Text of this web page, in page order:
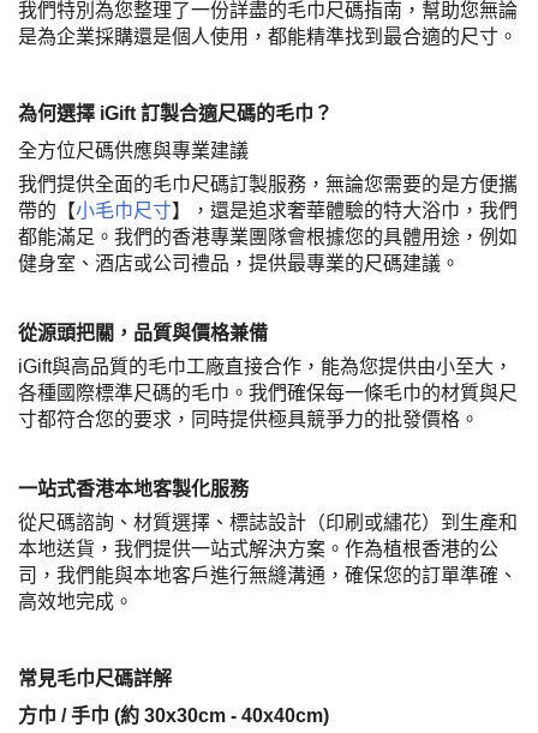
我們特別為您整理了一份詳盡的毛巾尺碼指南，幫助您無論
是為企業採購還是個人使用，都能精準找到最合適的尺寸。
為何選擇 iGift 訂製合適尺碼的毛巾？
全方位尺碼供應與專業建議
我們提供全面的毛巾尺碼訂製服務，無論您需要的是方便攜
帶的【小毛巾尺寸】，還是追求奢華體驗的特大浴巾，我們
都能滿足。我們的香港專業團隊會根據您的具體用途，例如
健身室、酒店或公司禮品，提供最專業的尺碼建議。
從源頭把關，品質與價格兼備
iGift與高品質的毛巾工廠直接合作，能為您提供由小至大，
各種國際標準尺碼的毛巾。我們確保每一條毛巾的材質與尺
寸都符合您的要求，同時提供極具競爭力的批發價格。
一站式香港本地客製化服務
從尺碼諮詢、材質選擇、標誌設計（印刷或繡花）到生產和
本地送貨，我們提供一站式解決方案。作為植根香港的公
司，我們能與本地客戶進行無縫溝通，確保您的訂單準確、
高效地完成。
常見毛巾尺碼詳解
方巾 / 手巾 (約 30x30cm - 40x40cm)